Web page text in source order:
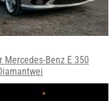
Mercedes-Benz E 350